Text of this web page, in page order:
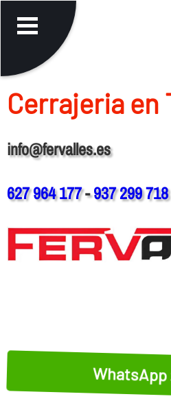
Cerrajeria en
info@fervalles.es
627 964 177-937 299 718
WhatsApp